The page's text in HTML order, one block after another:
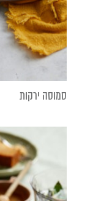
סמוסה ירקות